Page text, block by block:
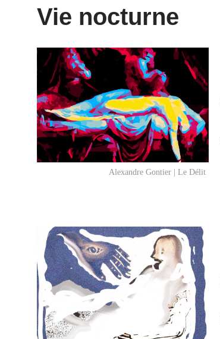
Vie nocturne
Alexandre Gontier | Le Délit